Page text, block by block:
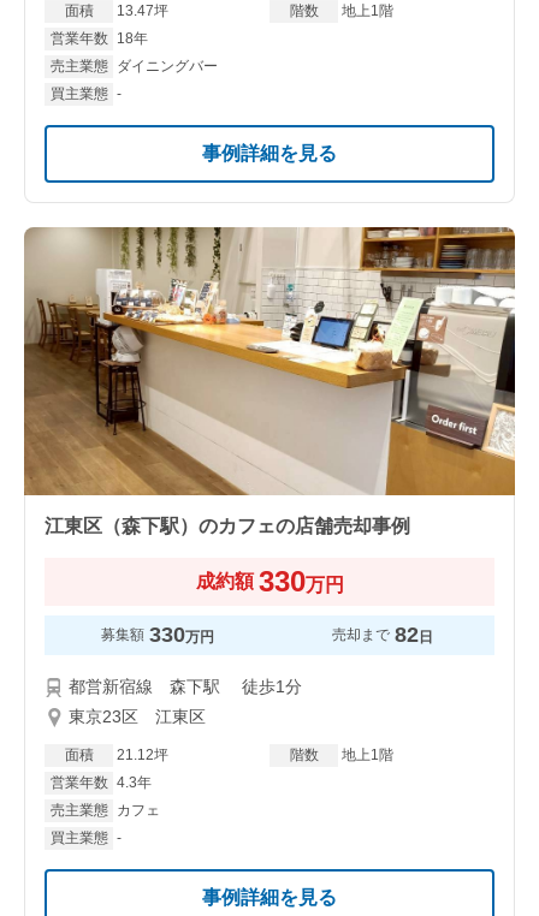
面積 13.47坪 階数
地上1階
営業年数
18年
売主業態
ダイニングバー
買主業態 -
事例詳細を見る
江東区（森下駅）のカフェの店舗売却事例
成約額 330万円
募集額 330万円 売却まで 82日
都営新宿線 森下駅 徒歩1分
東京23区 江東区
面積 21.12坪 階数
地上1階
営業年数 4.3年
売主業態
カフェ
買主業態 -
事例詳細を見る